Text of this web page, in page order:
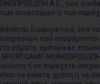
Α.Ε., των
συνεταίρων ή των
διαφορετικά, όλα
που αναφέρονται
σήματα, εμπορικές
SPORTCAMP
ή να παρέχετε
να κάνετε χρήση ή να